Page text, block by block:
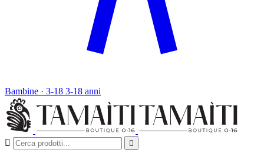
Bambine · 3-18 3-18 anni
 